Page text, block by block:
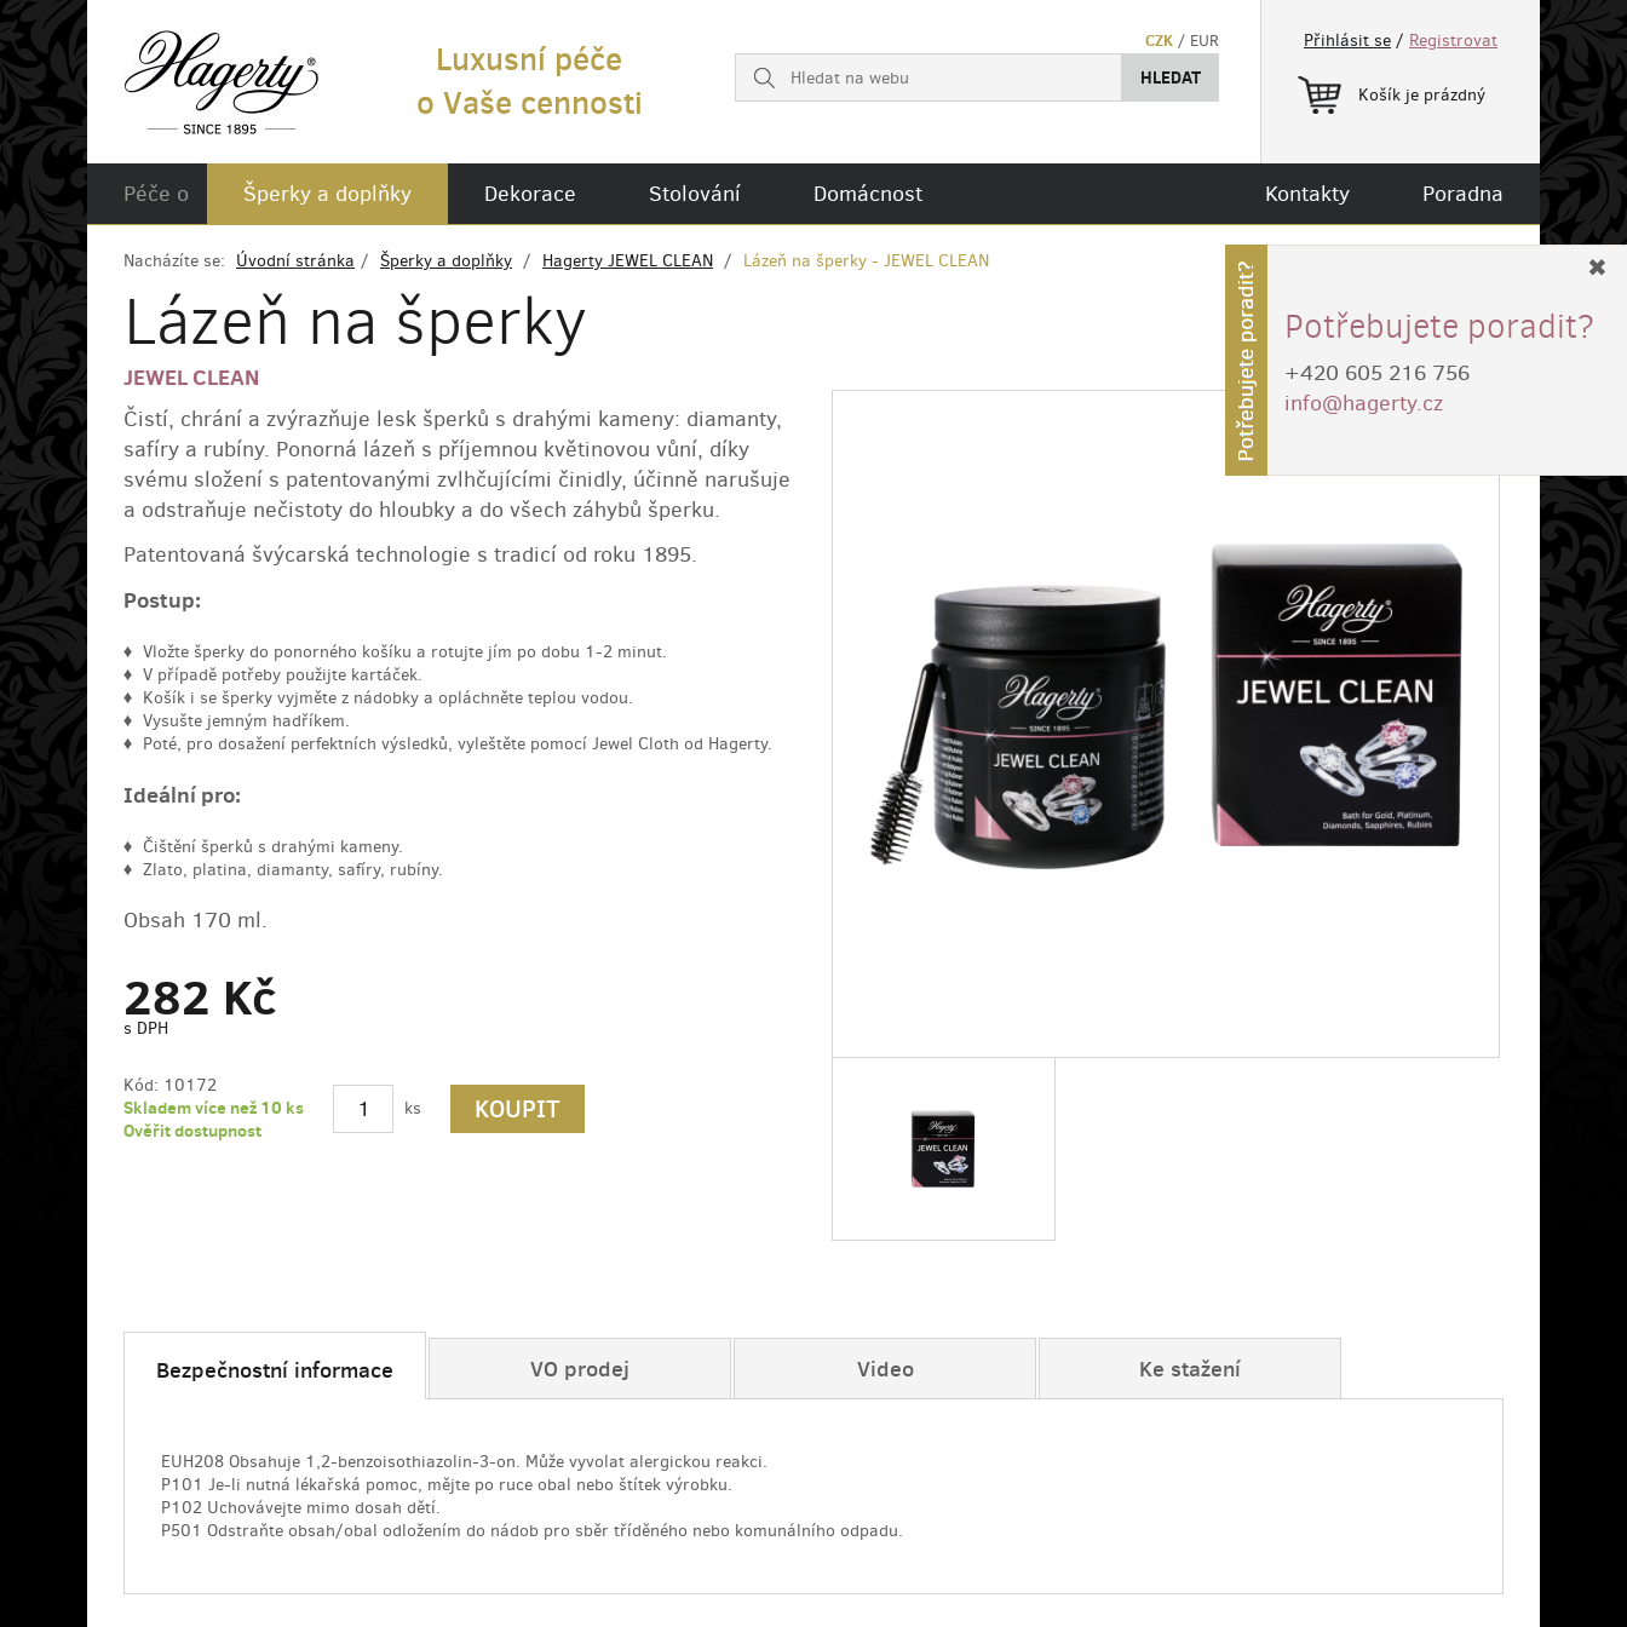
Luxusní péče
o Vaše cennosti
CZK / EUR
HLEDAT
Přihlásit se / Registrovat
Košík je prázdný
Péče o Šperky a doplňky Dekorace Stolování Domácnost Poradna
Kontakty
Nacházíte se: Úvodní stránka Šperky a doplňky Hagerty JEWEL CLEAN Lázeň na šperky - JEWEL CLEAN
Lázeň na šperky
JEWEL CLEAN
Čistí, chrání a zvýrazňuje lesk šperků s drahými kameny: diamanty,
safíry a rubíny. Ponorná lázeň s příjemnou květinovou vůní, díky
svému složení s patentovanými zvlhčujícími činidly, účinně narušuje
a odstraňuje nečistoty do hloubky a do všech záhybů šperku.
Patentovaná švýcarská technologie s tradicí od roku 1895.
Postup:
Vložte šperky do ponorného košíku a rotujte jím po dobu 1-2 minut.
V případě potřeby použijte kartáček.
Košík i se šperky vyjměte z nádobky a opláchněte teplou vodou.
Vysušte jemným hadříkem.
Poté, pro dosažení perfektních výsledků, vyleštěte pomocí Jewel Cloth od Hagerty.
Ideální pro:
Čištění šperků s drahými kameny.
Zlato, platina, diamanty, safíry, rubíny.
Obsah 170 ml.
282 Kč
s DPH
Kód: 10172
Skladem více než 10 ks
Ověřit dostupnost
ks KOUPIT
Bezpečnostní informace VO prodej Video Ke stažení
EUH208 Obsahuje 1,2-benzoisothiazolin-3-on. Může vyvolat alergickou reakci.
P101 Je-li nutná lékařská pomoc, mějte po ruce obal nebo štítek výrobku.
P102 Uchovávejte mimo dosah dětí.
P501 Odstraňte obsah/obal odložením do nádob pro sběr tříděného nebo komunálního odpadu.
✖
Potřebujete poradit?
+420 605 216 756
info@hagerty.cz